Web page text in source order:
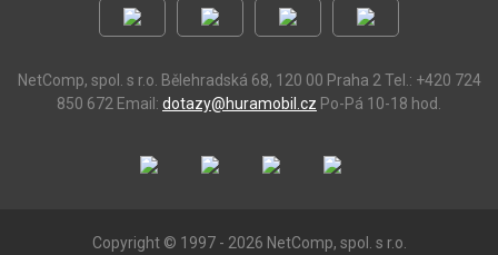
NetComp, spol. s r.o. Bělehradská 68, 120 00 Praha 2 Tel.: +420 724
850 672 Email: dotazy@huramobil.cz Po-Pá 10-18 hod.
Copyright © 1997 - 2026 NetComp, spol. s r.o.